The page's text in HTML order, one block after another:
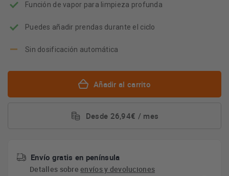
Función de vapor para limpieza profunda
Puedes añadir prendas durante el ciclo
Sin dosificación automática
Añadir al carrito
Desde 26,94€ / mes
Envío gratis en península
Detalles sobreenvíos y devoluciones